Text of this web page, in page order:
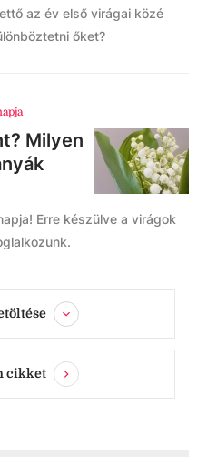
az év első virágai közé
őket?
Milyen
Erre készülve a virágok
cikket